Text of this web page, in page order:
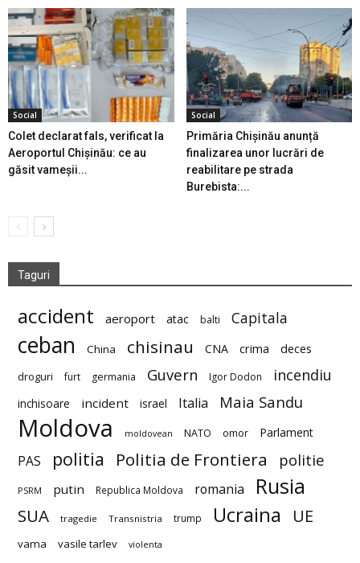
Social
Colet declarat fals, verificat la
Aeroportul Chișinău: ce au
găsit vameșii...
Social
Primăria Chișinău anunță
finalizarea unor lucrări de
reabilitare pe strada
Burebista:...
Taguri
accident aeroport atac balti Capitala
ceban China chisinau CNA crima deces
droguri furt germania Guvern Igor Dodon incendiu
inchisoare incident israel Italia Maia Sandu
Moldova moldovean NATO omor Parlament
PAS politia Politia de Frontiera politie
PSRM putin Republica Moldova romania Rusia
SUA tragedie Transnistria trump Ucraina UE
vama vasile tarlev violenta